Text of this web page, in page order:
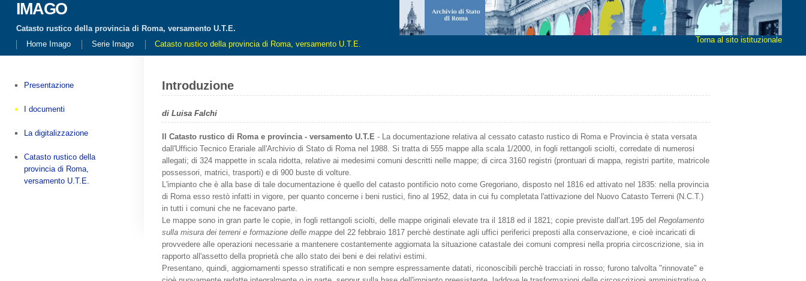
IMAGO
Catasto rustico della provincia di Roma, versamento U.T.E.
Torna al sito istituzionale
Home Imago Serie Imago Catasto rustico della provincia di Roma, versamento U.T.E.
Introduzione
di Luisa Falchi
Il Catasto rustico di Roma e provincia - versamento U.T.E - La documentazione relativa al cessato catasto rustico di Roma e Provincia è stata versata
dall'Ufficio Tecnico Erariale all'Archivio di Stato di Roma nel 1988. Si tratta di 555 mappe alla scala 1/2000, in fogli rettangoli sciolti, corredate di numerosi
allegati; di 324 mappette in scala ridotta, relative ai medesimi comuni descritti nelle mappe; di circa 3160 registri (prontuari di mappa, registri partite, matricole
possessori, matrici, trasporti) e di 900 buste di volture.
L'impianto che è alla base di tale documentazione è quello del catasto pontificio noto come Gregoriano, disposto nel 1816 ed attivato nel 1835: nella provincia
di Roma esso restò infatti in vigore, per quanto concerne i beni rustici, fino al 1952, data in cui fu completata l'attivazione del Nuovo Catasto Terreni (N.C.T.)
in tutti i comuni che ne facevano parte.
Le mappe sono in gran parte le copie, in fogli rettangoli sciolti, delle mappe originali elevate tra il 1818 ed il 1821; copie previste dall'art.195 delRegolamento
sulla misura dei terreni e formazione delle mappe del 22 febbraio 1817 perchè destinate agli uffici periferici preposti alla conservazione, e cioè incaricati di
provvedere alle operazioni necessarie a mantenere costantemente aggiornata la situazione catastale dei comuni compresi nella propria circoscrizione, sia in
rapporto all'assetto della proprietà che allo stato dei beni e dei relativi estimi.
Presentano, quindi, aggiornamenti spesso stratificati e non sempre espressamente datati, riconoscibili perchè tracciati in rosso; furono talvolta "rinnovate" e
Presentazione
I documenti
La digitalizzazione
Catasto rustico della
provincia di Roma,
versamento U.T.E.